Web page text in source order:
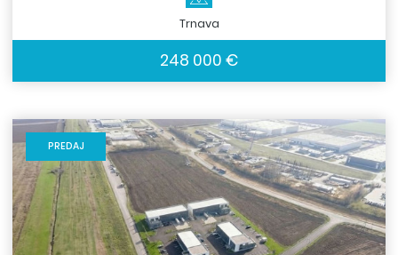
Trnava
248 000 €
PREDAJ